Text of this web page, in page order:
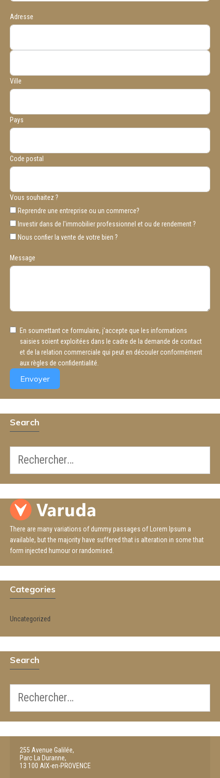
Adresse
Ville
Pays
Code postal
Vous souhaitez ?
Reprendre une entreprise ou un commerce?
Investir dans de l'immobilier professionnel et ou de rendement ?
Nous confier la vente de votre bien ?
Message
En soumettant ce formulaire, j'accepte que les informations
saisies soient exploitées dans le cadre de la demande de contact
et de la relation commerciale qui peut en découler conformément
aux règles de confidentialité.
Envoyer
Search
There are many variations of dummy passages of Lorem Ipsum a
available, but the majority have suffered that is alteration in some that
form injected humour or randomised.
Categories
Uncategorized
Search
255 Avenue Galilée,
Parc La Duranne,
13 100 AIX-en-PROVENCE